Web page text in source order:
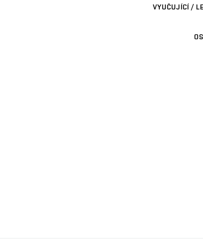
VYUČUJÍCÍ /